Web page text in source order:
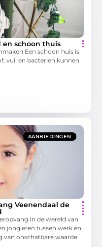
en schoon thuis
Een schoon huis is
vuil en bacteriën kunnen
AANBIEDINGEN
Veenendaal de
In de wereld van
jongleren tussen werk en
van onschatbare waarde.